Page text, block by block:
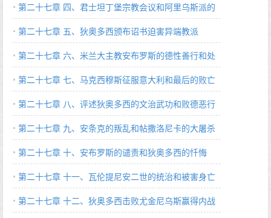
（340～380 A.D.）
第二十七章 四、君士坦丁堡宗教会议和阿里乌斯派的
没落（380～381 A.D.）
第二十七章 五、狄奥多西颁布诏书迫害异端教派
（380～394 A.D.）
第二十七章 六、米兰大主教安布罗斯的德性善行和处
事风格（374～397 A.D.）
第二十七章 七、马克西穆斯征服意大利和最后的败亡
（387～388 A.D.）
第二十七章 八、评述狄奥多西的文治武功和败德恶行
第二十七章 九、安条克的叛乱和帖撒洛尼卡的大屠杀
（387～390 A.D.）
第二十七章 十、安布罗斯的谴责和狄奥多西的忏悔
（388～391 A.D.）
第二十七章 十一、瓦伦提尼安二世的统治和被害身亡
（391～394 A.D.）
第二十七章 十二、狄奥多西击败尤金尼乌斯赢得内战